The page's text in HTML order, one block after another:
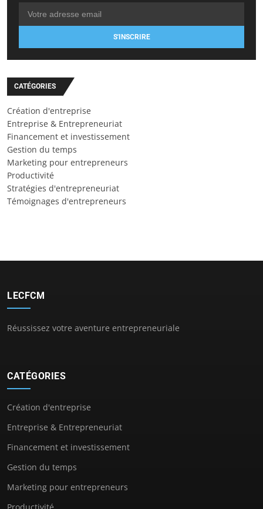
S'INSCRIRE
CATÉGORIES
Création d'entreprise
Entreprise & Entrepreneuriat
Financement et investissement
Gestion du temps
Marketing pour entrepreneurs
Productivité
Stratégies d'entrepreneuriat
Témoignages d'entrepreneurs
LECFCM
Réussissez votre aventure entrepreneuriale
CATÉGORIES
Création d'entreprise
Entreprise & Entrepreneuriat
Financement et investissement
Gestion du temps
Marketing pour entrepreneurs
Productivité